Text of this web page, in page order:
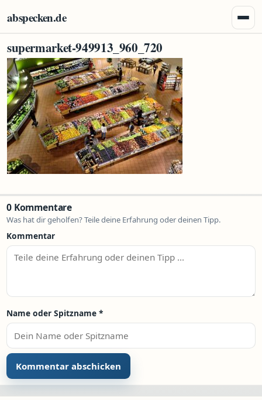
abspecken.de
supermarket-949913_960_720
0 Kommentare
Was hat dir geholfen? Teile deine Erfahrung oder deinen Tipp.
Kommentar
Name oder Spitzname *